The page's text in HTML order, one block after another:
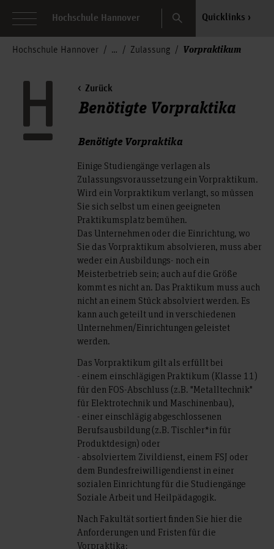
Hochschule Hannover Search Quicklinks
Hochschule Hannover Zulassung Vorpraktikum
Zurück
Benötigte Vorpraktika
Benötigte Vorpraktika
Einige Studiengänge verlagen als
Zulassungsvoraussetzung ein Vorpraktikum.
Wird ein Vorpraktikum verlangt, so müssen
Sie sich selbst um einen geeigneten
Praktikumsplatz bemühen.
Das Unternehmen oder die Einrichtung, wo
Sie das Vorpraktikum absolvieren, muss aber
weder ein Ausbildungs- noch ein
Meisterbetrieb sein; auch auf die Größe
kommt es nicht an. Das Praktikum muss auch
nicht an einem Stück absolviert werden. Es
kann auch geteilt und in verschiedenen
Unternehmen/Einrichtungen geleistet
werden.
Das Vorpraktikum gilt als erfüllt bei
- einem einschlägigen Praktikum (Klasse 11)
für den FOS-Abschluss (z.B. "Metalltechnik"
für Elektrotechnik und Maschinenbau),
- einer einschlägig abgeschlossenen
Berufsausbildung (z.B. Tischler*in für
Produktdesign) oder
- absolviertem Zivildienst, einem FSJ oder
dem Bundesfreiwilligendienst in einer
sozialen Einrichtung für die Studiengänge
Soziale Arbeit und Heilpädagogik.
Nach Fakultät sortiert finden Sie hier die
Anforderungen und Fristen für die
Vorpraktika: